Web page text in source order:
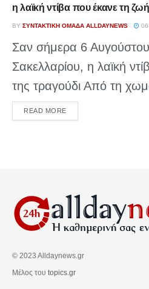
η λαϊκή ντίβα που έκανε τη
BY ΣΥΝΤΑΚΤΙΚΉ ΟΜΆΔΑ ALLDAYNEWS
Σαν σήμερα 6
Σακελλαρίου, η λαϊκή
της τραγούδι Από τη
READ MOREDETAILS
© 2023 Alldaynews.gr
Μέλος του topics.gr